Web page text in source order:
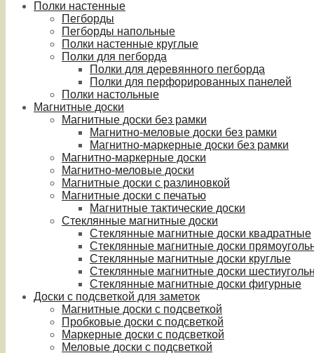
Полки настенные
Пегборды
Пегборды напольные
Полки настенные круглые
Полки для пегборда
Полки для деревянного пегборда
Полки для перфорированных панелей
Полки настольные
Магнитные доски
Магнитные доски без рамки
Магнитно-меловые доски без рамки
Магнитно-маркерные доски без рамки
Магнитно-маркерные доски
Магнитно-меловые доски
Магнитные доски с разлиновкой
Магнитные доски с печатью
Магнитные тактические доски
Стеклянные магнитные доски
Стеклянные магнитные доски квадратные
Стеклянные магнитные доски
Стеклянные магнитные доски круглые
Стеклянные магнитные доски
Стеклянные магнитные доски фигурные
Доски с подсветкой для заметок
Магнитные доски с подсветкой
Пробковые доски с подсветкой
Маркерные доски с подсветкой
Меловые доски с подсветкой